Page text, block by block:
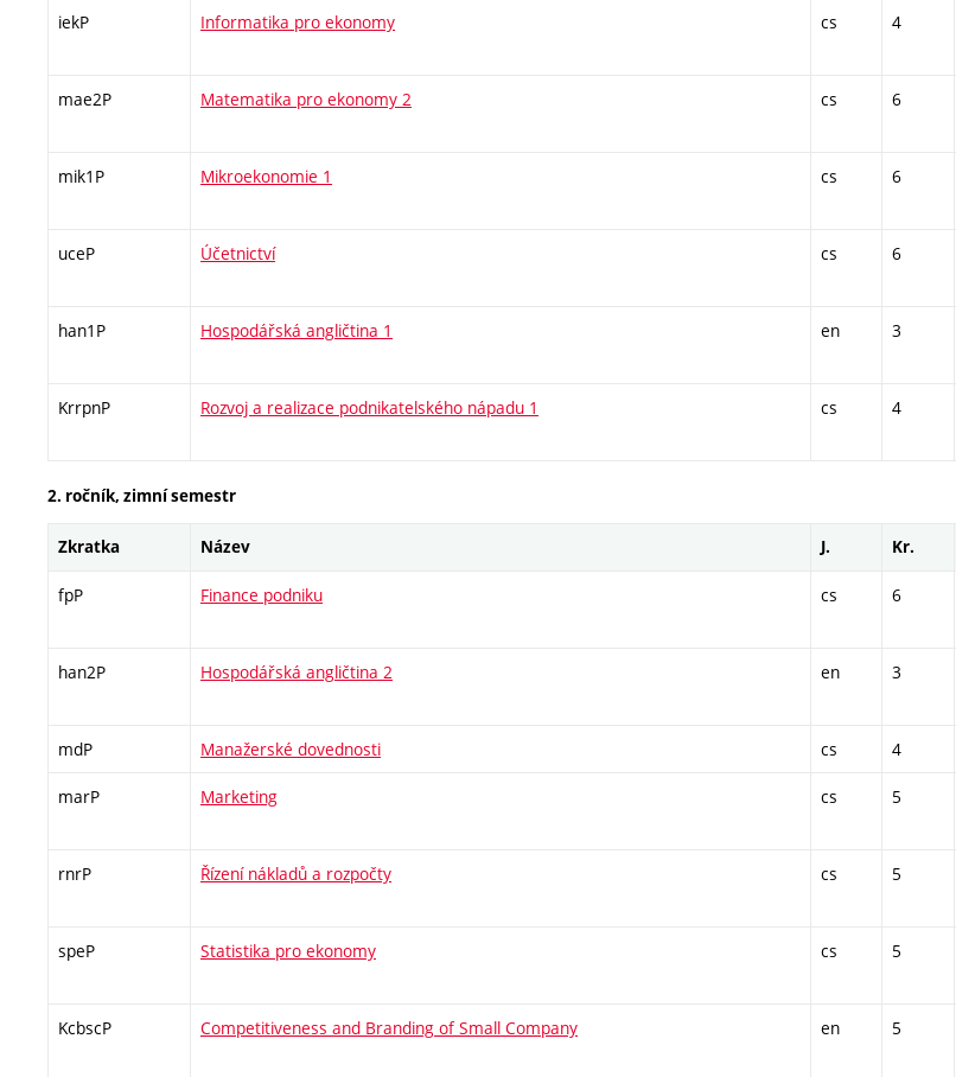
iekP Informatika pro ekonomy cs 4
mae2P Matematika pro ekonomy 2 cs 6
mik1P Mikroekonomie 1 cs 6
uceP Účetnictví cs 6
han1P Hospodářská angličtina 1 en 3
KrrpnP Rozvoj a realizace podnikatelského nápadu 1 cs 4
2. ročník, zimní semestr
Zkratka Název J. Kr.
fpP Finance podniku cs 6
han2P Hospodářská angličtina 2 en 3
mdP Manažerské dovednosti cs 4
marP Marketing cs 5
rnrP Řízení nákladů a rozpočty cs 5
speP Statistika pro ekonomy cs 5
KcbscP Competitiveness and Branding of Small Company en 5